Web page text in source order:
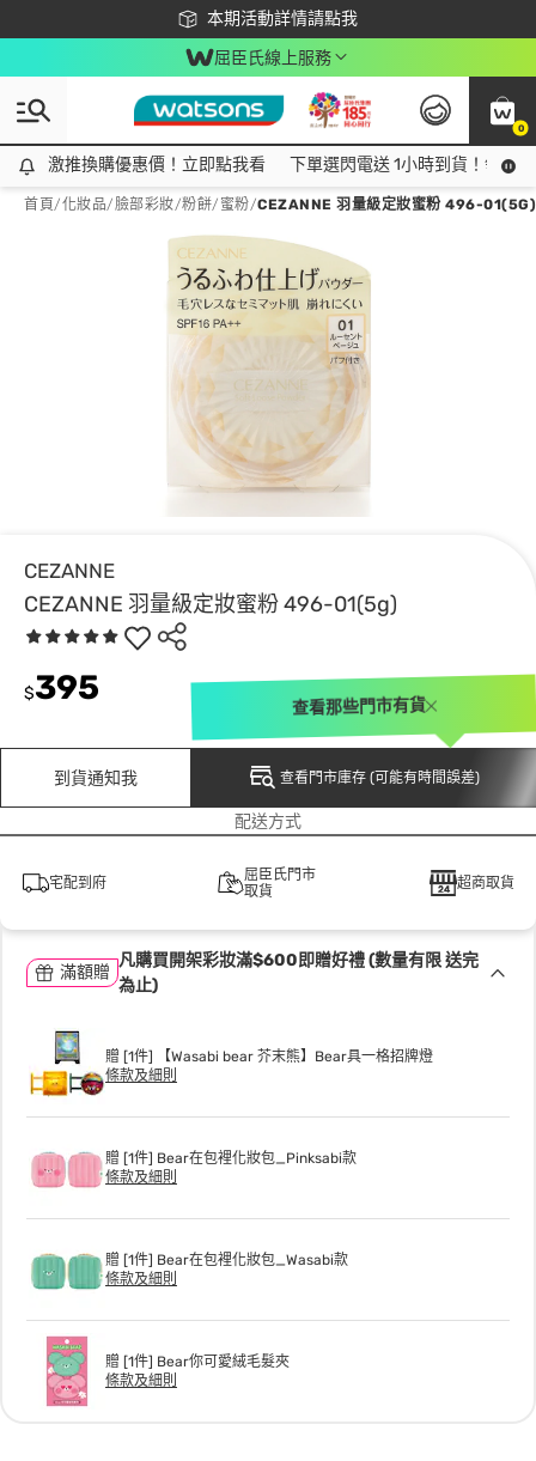
本期活動詳情請點我
下載app最高回饋$350
屈臣氏線上服務
0
激推換購優惠價！立即點我看
激推換購優惠價！立即點我看 下單選閃電送 1小時到貨！領神
首頁/化妝品/臉部彩妝/粉餅/蜜粉/CEZANNE 羽量級定妝蜜粉 496-01(5G)
CEZANNE
CEZANNE 羽量級定妝蜜粉 496-01(5g)
$395
到貨通知我 查看門市庫存 (可能有時間誤差)
查看那些門市有貨
配送方式
宅配到府
屈臣氏門市
取貨
超商取貨
滿額贈
凡購買開架彩妝滿$600即贈好禮 (數量有限 送完
為止)
贈 [1件] 【Wasabi bear 芥末熊】Bear具一格招牌燈
條款及細則
贈 [1件] Bear在包裡化妝包_Pinksabi款
條款及細則
贈 [1件] Bear在包裡化妝包_Wasabi款
條款及細則
贈 [1件] Bear你可愛絨毛髮夾
條款及細則